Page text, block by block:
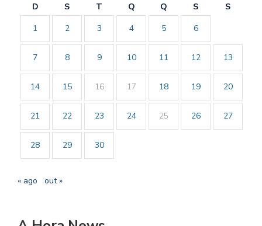
D S T Q Q S
S
1
2 3 4 5 6
7 8 9 10 11 12 13
14 15 16 17 18 19 20
21 22 23 24 25 26 27
28 29 30
« ago out »